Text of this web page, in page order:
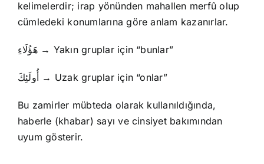
kelimelerdir; irap yönünden mahallen merfû olup
cümledeki konumlarına göre anlam kazanırlar.
هَؤُلَاءِ → Yakın gruplar için “bunlar”
أُولَئِكَ → Uzak gruplar için “onlar”
Bu zamirler mübteda olarak kullanıldığında,
haberle (khabar) sayı ve cinsiyet bakımından
uyum gösterir.